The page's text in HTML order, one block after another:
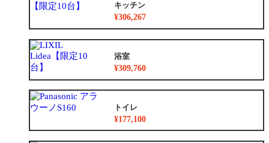
キッチン
¥306,267
浴室
¥309,760
トイレ
¥177,100